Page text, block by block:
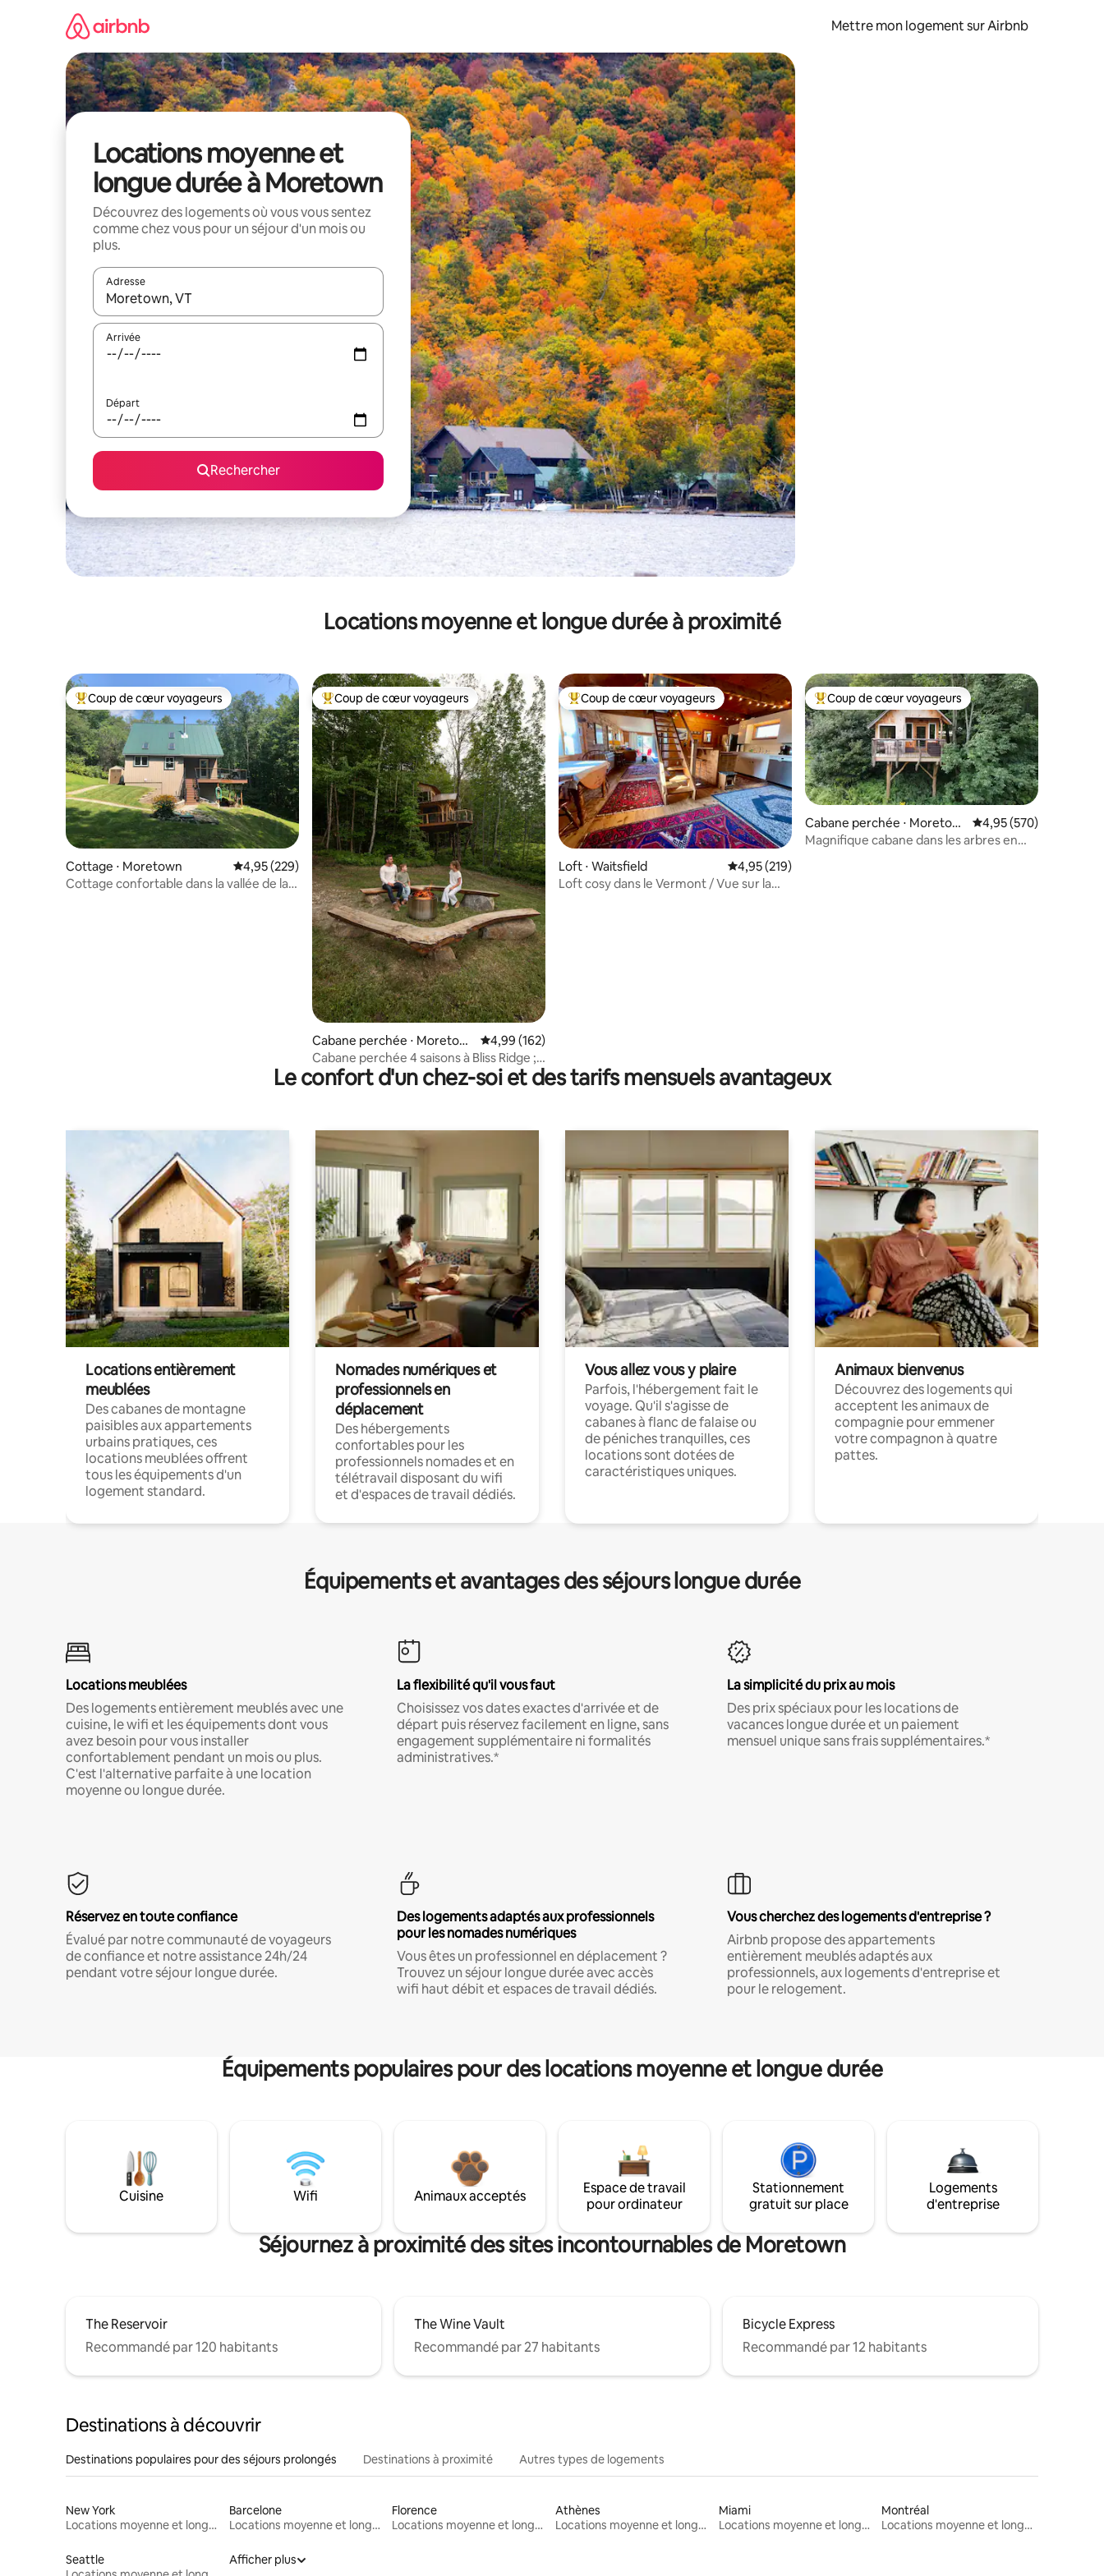
Mettre mon logement sur Airbnb
Locations moyenne et
longue durée à Moretown
Découvrez des logements où vous vous sentez
comme chez vous pour un séjour d'un mois ou
plus.
Adresse
Lorsque les résultats s'affichent, utilisez les flèches vers le haut et vers le bas pour les parcourir ou en appuyant et en faisant glisser.
Arrivée
Départ
Rechercher
Locations moyenne et longue durée à proximité
Coups de cœur voyageurs les plus appréciés
Coup de cœur voyageurs
Cottage ⋅ Moretown Évaluation moyenne sur la base de 229 commentaires : 4,95 sur 5
4,95 (229)
Cottage confortable dans la vallée de la
Coups de cœur voyageurs les plus appréciés
Coup de cœur voyageurs
Cabane perchée ⋅ Moretow
n
Évaluation moyenne sur la base de 162 commentaires : 4,99 sur 5
4,99 (162)
Cabane perchée 4 saisons à Bliss Ridge ;
meilleures vues du Vermont
Coups de cœur voyageurs les plus appréciés
Coup de cœur voyageurs
Loft ⋅ Waitsfield Évaluation moyenne sur la base de 219 commentaires : 4,95 sur 5
4,95 (219)
Loft cosy dans le Vermont / Vue sur la
Coups de cœur voyageurs les plus appréciés
Coup de cœur voyageurs
Cabane perchée ⋅ Moretow
n
Évaluation moyenne
4,95 (570)
Magnifique cabane dans les arbres en
Le confort d'un chez-soi et des tarifs mensuels avantageux
Locations entièrement
meublées
Des cabanes de montagne
paisibles aux appartements
urbains pratiques, ces
locations meublées offrent
tous les équipements d'un
logement standard.
Nomades numériques et
professionnels en
déplacement
Des hébergements
confortables pour les
professionnels nomades et en
télétravail disposant du wifi
et d'espaces de travail dédiés.
Vous allez vous y plaire
Parfois, l'hébergement fait le
voyage. Qu'il s'agisse de
cabanes à flanc de falaise ou
de péniches tranquilles, ces
locations sont dotées de
caractéristiques uniques.
Animaux bienvenus
Découvrez des logements qui
acceptent les animaux de
compagnie pour emmener
votre compagnon à quatre
pattes.
Équipements et avantages des séjours longue durée
Locations meublées
Des logements entièrement meublés avec une
cuisine, le wifi et les équipements dont vous
avez besoin pour vous installer
confortablement pendant un mois ou plus.
C'est l'alternative parfaite à une location
moyenne ou longue durée.
La flexibilité qu'il vous faut
Choisissez vos dates exactes d'arrivée et de
départ puis réservez facilement en ligne, sans
engagement supplémentaire ni formalités
administratives.*
La simplicité du prix au mois
Des prix spéciaux pour les locations de
vacances longue durée et un paiement
mensuel unique sans frais supplémentaires.*
Réservez en toute confiance
Évalué par notre communauté de voyageurs
de confiance et notre assistance 24h/24
pendant votre séjour longue durée.
Des logements adaptés aux professionnels
pour les nomades numériques
Vous êtes un professionnel en déplacement ?
Trouvez un séjour longue durée avec accès
wifi haut débit et espaces de travail dédiés.
Vous cherchez des logements d'entreprise ?
Airbnb propose des appartements
entièrement meublés adaptés aux
professionnels, aux logements d'entreprise et
pour le relogement.
Équipements populaires pour des locations moyenne et longue durée
Cuisine Wifi Animaux acceptés
Espace de travail
pour ordinateur
Stationnement
gratuit sur place
Logements
d'entreprise
Séjournez à proximité des sites incontournables de Moretown
The Reservoir
Recommandé par 120 habitants
The Wine Vault
Recommandé par 27 habitants
Bicycle Express
Recommandé par 12 habitants
Destinations à découvrir
Destinations populaires pour des séjours prolongés Destinations à proximité Autres types de logements
New York
Locations moyenne et longue durée
Barcelone
Locations moyenne et longue durée
Florence
Locations moyenne et longue durée
Athènes
Locations moyenne et longue durée
Miami
Locations moyenne et longue durée
Montréal
Locations moyenne et longue durée
Seattle
Afficher plus